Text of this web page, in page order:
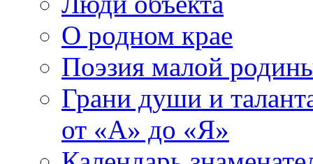
О родном крае
Поэзия малой
Грани души и
от «А» до «Я»